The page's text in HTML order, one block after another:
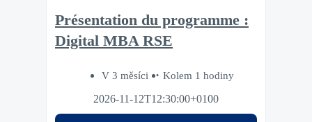
Présentation du programme :
Digital MBA RSE
V 3 měsíci
Kolem 1 hodiny
2026-11-12T12:30:00+0100